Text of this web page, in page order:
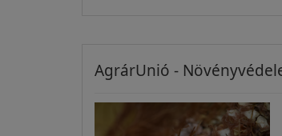
AgrárUnió -